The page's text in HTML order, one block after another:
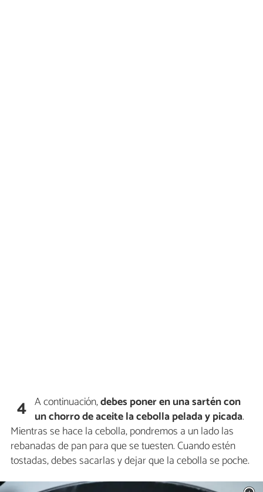
4 A continuación,debes poner en una sartén con
un chorro de aceite la cebolla pelada y picada.
Mientras se hace la cebolla, pondremos a un lado las
rebanadas de pan para que se tuesten. Cuando estén
tostadas, debes sacarlas y dejar que la cebolla se poche.